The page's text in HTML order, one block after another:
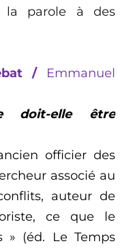
parole à des
/
Emmanuel
doit-elle être
officier des
associé au
auteur de
ce que le
(éd. Le Temps